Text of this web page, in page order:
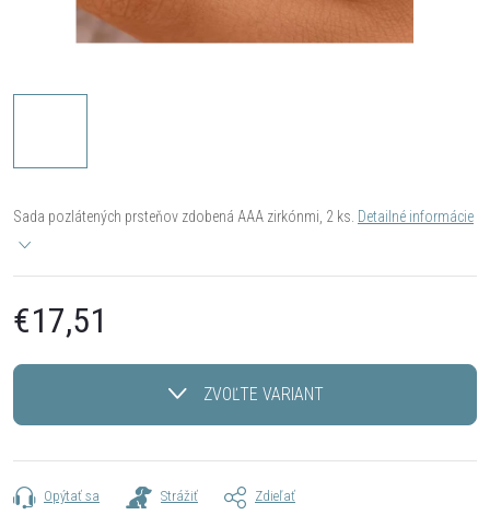
Sada pozlátených prsteňov zdobená AAA zirkónmi, 2 ks. Detailné informácie
€17,51
cena:
ZVOĽTE VARIANT
Opýtať sa Strážiť Zdieľať